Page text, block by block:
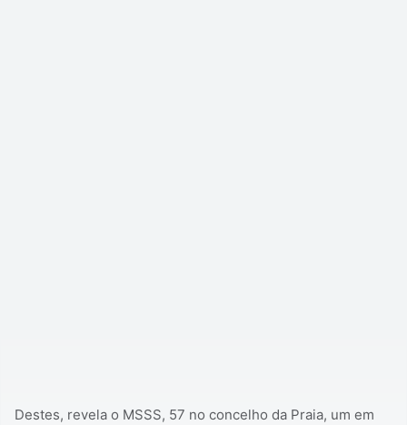
Destes, revela o MSSS, 57 no concelho da Praia, um em